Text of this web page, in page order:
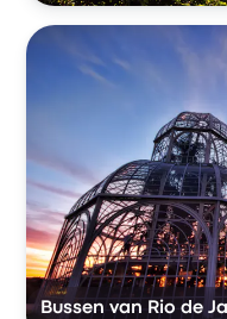
Bussen van Rio de